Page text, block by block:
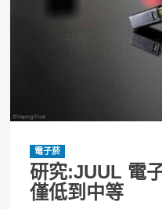
電子菸
研究:JUUL 電
僅低到中等